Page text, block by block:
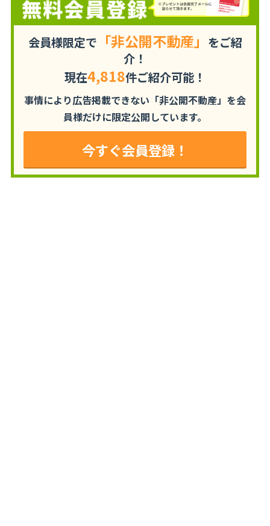
会員様限定で 「非公開不動産」 をご紹
介！
現在4,818件ご紹介可能！
事情により広告掲載できない「非公開不動産」を会
員様だけに限定公開しています。
今すぐ会員登録！